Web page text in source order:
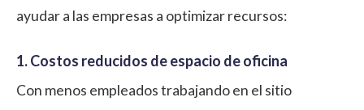
ayudar a las empresas a optimizar recursos:
1. Costos reducidos de espacio de oficina
Con menos empleados trabajando en el sitio